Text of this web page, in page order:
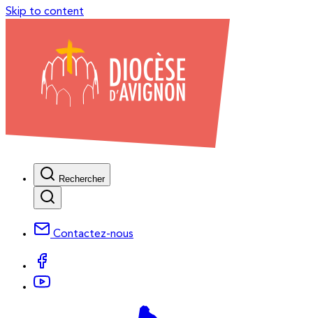
Skip to content
Rechercher
Contactez-nous